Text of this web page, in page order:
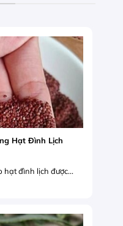
Hạt Đình Lịch
hạt đình lịch được...